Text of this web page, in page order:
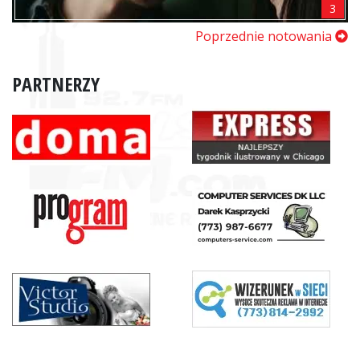
3
Poprzednie notowania
PARTNERZY